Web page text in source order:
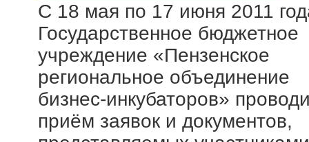
С 18 мая по 17 июня 2011
Государственное бюджетное
учреждение «Пензенское
региональное объединение
бизнес-инкубаторов»
приём заявок и документов,